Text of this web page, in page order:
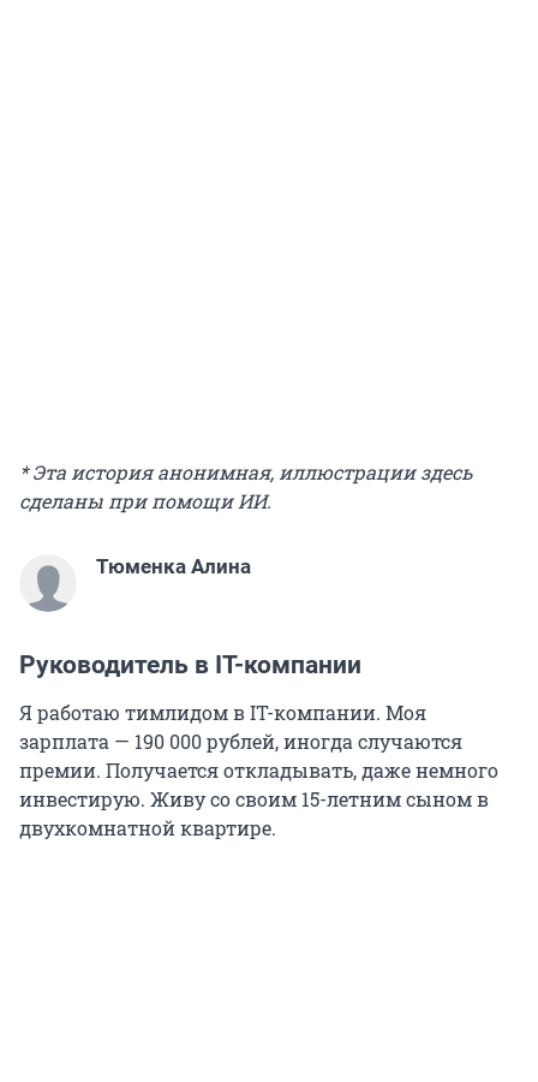
* Эта история анонимная, иллюстрации здесь
сделаны при помощи ИИ.
Тюменка Алина
Руководитель в IT-компании
Я работаю тимлидом в IT-компании. Моя
зарплата — 190 000рублей, иногда случаются
премии. Получается откладывать, даже немного
инвестирую. Живу со своим 15-летним сыном в
двухкомнатной квартире.